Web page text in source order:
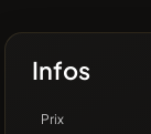
Infos
Prix